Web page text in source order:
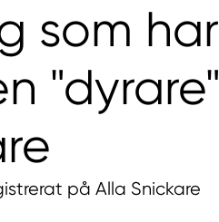
som har
"dyrare"
på Alla Snickare